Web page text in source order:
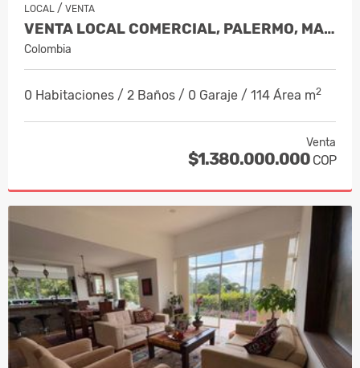
LOCAL / VENTA
VENTA LOCAL COMERCIAL, PALERMO, MANI…
Colombia
0 Habitaciones / 2 Baños / 0 Garaje / 114 Área m2
Venta
$1.380.000.000 COP